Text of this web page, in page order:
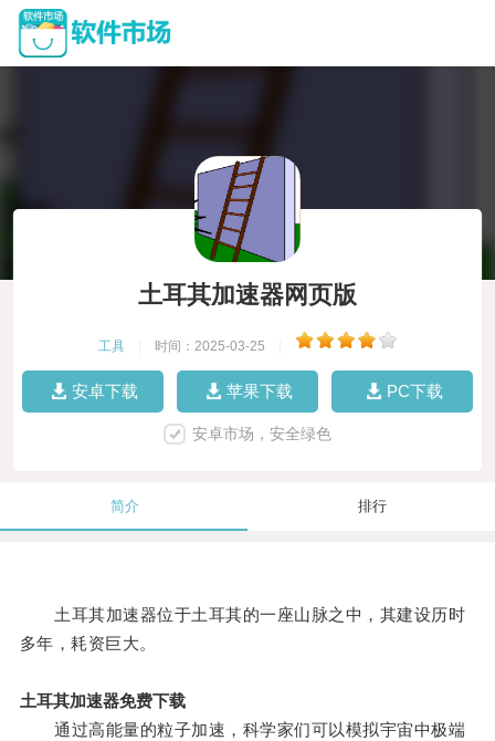
土耳其加速器网页版
工具 时间：2025-03-25
安卓下载 苹果下载 PC下载
安卓市场，安全绿色
简介 排行
土耳其加速器位于土耳其的一座山脉之中，其建设历时
多年，耗资巨大。
土耳其加速器免费下载
通过高能量的粒子加速，科学家们可以模拟宇宙中极端